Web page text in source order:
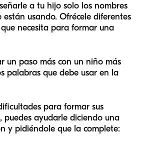
a tu hijo solo los nombres
usando. Ofrécele diferentes
necesita para formar una
un paso más con un niño más
palabras que debe usar en la
para formar sus
puedes ayudarle diciendo una
y pidiéndole que la complete: